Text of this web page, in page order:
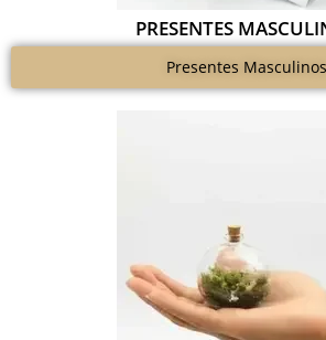
PRESENTES
Presentes Masculinos